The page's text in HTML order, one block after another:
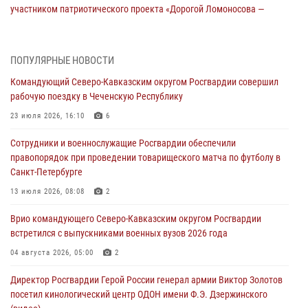
участником патриотического проекта «Дорогой Ломоносова —
Кузбассе
08 августа 2026, 07:00
исполнилось 20 лет
08 августа 2026, 07:00
В Кабардино-Балкарии сотрудники Росгвардии провели турнир по
08 августа 2026, 07:00
В Москве росгвардейцы оказали помощь медикам и девушке с
08 августа 2026, 06:32 1
ПОПУЛЯРНЫЕ НОВОСТИ
Командующий Северо-Кавказским округом Росгвардии совершил
рабочую поездку в Чеченскую Республику
23 июля 2026, 16:10 6
Сотрудники и военнослужащие Росгвардии обеспечили
правопорядок при проведении товарищеского матча по футболу в
Санкт-Петербурге
13 июля 2026, 08:08 2
Врио командующего Северо-Кавказским округом Росгвардии
встретился с выпускниками военных вузов 2026 года
04 августа 2026, 05:00 2
Директор Росгвардии Герой России генерал армии Виктор Золотов
посетил кинологический центр ОДОН имени Ф.Э. Дзержинского